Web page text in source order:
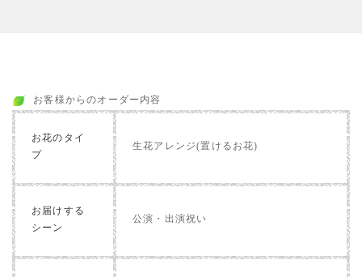
お客様からのオーダー内容
お花のタイ
プ
生花アレンジ(置けるお花)
お届けする
シーン
公演・出演祝い